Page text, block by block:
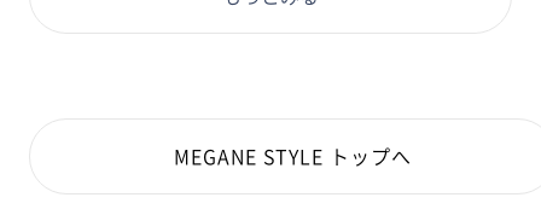
MEGANE STYLE トップへ